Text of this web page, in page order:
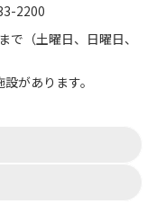
2200
（土曜日、日曜日、
があります。